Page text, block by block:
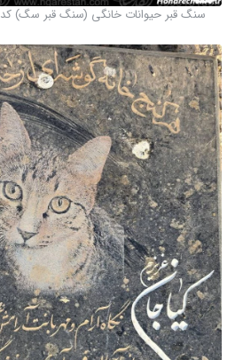
سنگ قبر حیوانات خانگی (سنگ قبر سگ) کد 402 | فروشگاه سنگ مزار ...